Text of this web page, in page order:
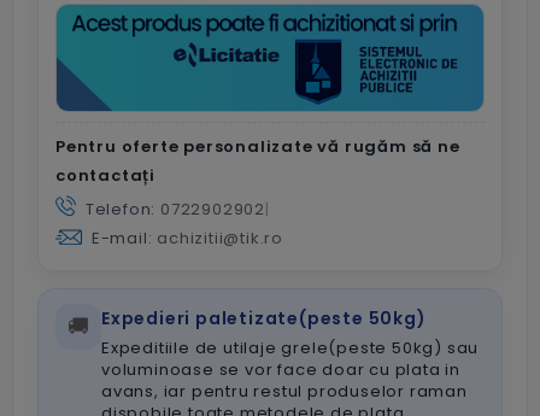
Pentru oferte personalizate vă rugăm să ne
contactați
Telefon: 0722902902|
E-mail: achizitii@tik.ro
🚚 Expedieri paletizate(peste 50kg)
Expeditiile de utilaje grele(peste 50kg) sau
voluminoase se vor face doar cu plata in
avans, iar pentru restul produselor raman